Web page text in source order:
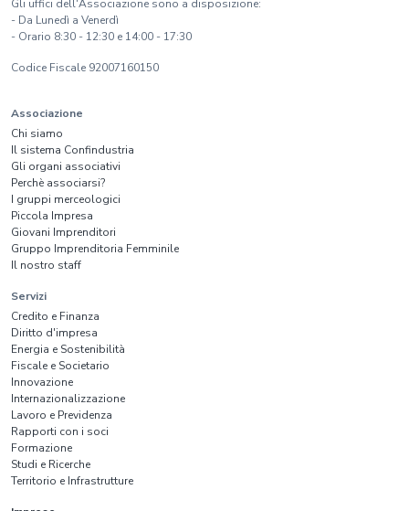
Gli uffici dell'Associazione sono a disposizione:
- Da Lunedì a Venerdì
- Orario 8:30 - 12:30 e 14:00 - 17:30
Codice Fiscale 92007160150
Associazione
Chi siamo
Il sistema Confindustria
Gli organi associativi
Perchè associarsi?
I gruppi merceologici
Piccola Impresa
Giovani Imprenditori
Gruppo Imprenditoria Femminile
Il nostro staff
Servizi
Credito e Finanza
Diritto d'impresa
Energia e Sostenibilità
Fiscale e Societario
Innovazione
Internazionalizzazione
Lavoro e Previdenza
Rapporti con i soci
Formazione
Studi e Ricerche
Territorio e Infrastrutture